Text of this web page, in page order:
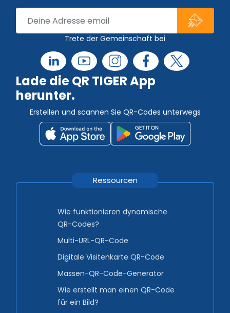
Trete der Gemeinschaft bei
Lade die QR TIGER App
herunter.
Erstellen und scannen Sie QR-Codes unterwegs
Ressourcen
Wie funktionieren dynamische
QR-Codes?
Multi-URL-QR-Code
Digitale Visitenkarte QR-Code
Massen-QR-Code-Generator
Wie erstellt man einen QR-Code
für ein Bild?